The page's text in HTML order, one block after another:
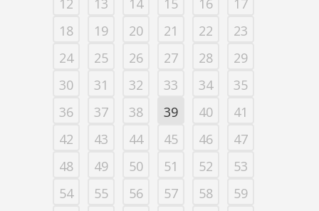
12 13 14 15 16
17
18
19 20 21 22
23
24
25 26 27 28
29
30
31 32 33 34
35
36
37 38 39 40
41
42
43 44 45 46
47
48
49 50 51 52
53
54
55 56 57 58
59